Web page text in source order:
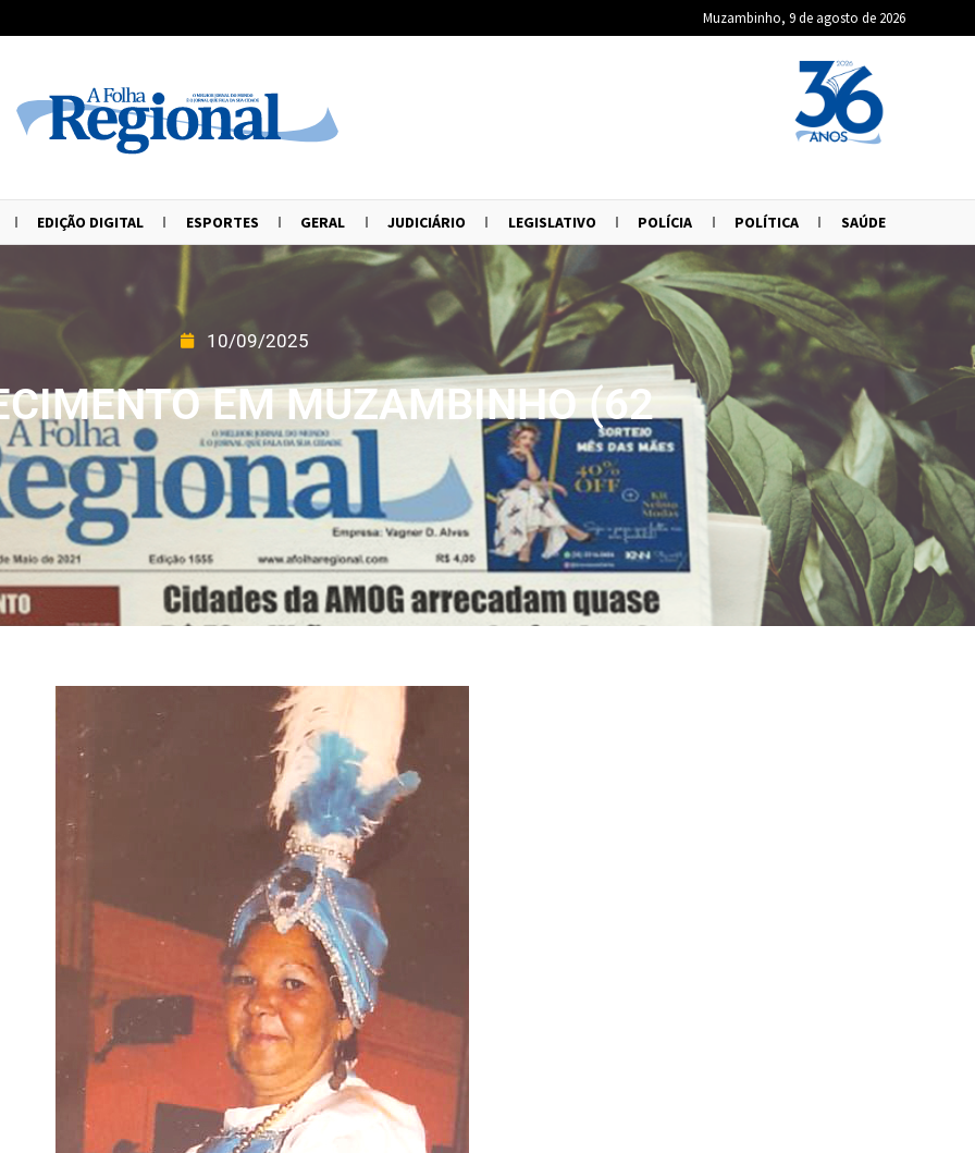
Muzambinho, 9 de agosto de 2026
EDIÇÃO DIGITAL ESPORTES GERAL JUDICIÁRIO LEGISLATIVO POLÍCIA POLÍTICA SAÚDE
10/09/2025
EM MUZAMBINHO (62